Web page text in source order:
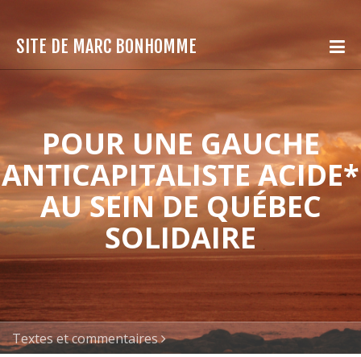
SITE DE MARC BONHOMME
POUR UNE GAUCHE
ANTICAPITALISTE ACIDE*
AU SEIN DE QUÉBEC
SOLIDAIRE
Textes et commentaires